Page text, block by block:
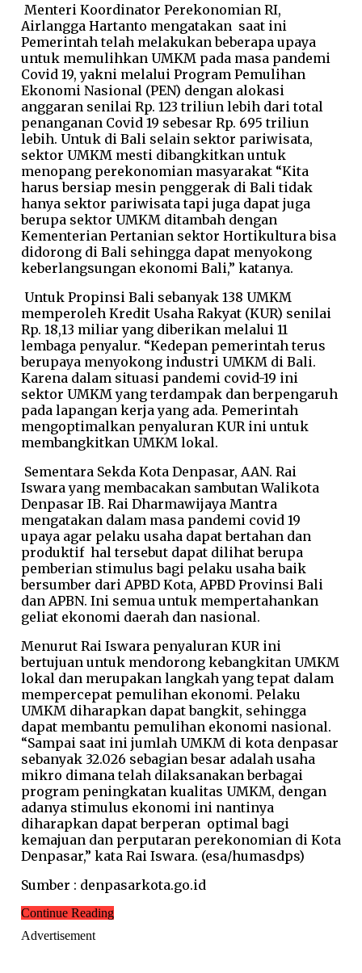
Menteri Koordinator Perekonomian RI,
Airlangga Hartanto mengatakan saat ini
Pemerintah telah melakukan beberapa upaya
untuk memulihkan UMKM pada masa pandemi
Covid 19, yakni melalui Program Pemulihan
Ekonomi Nasional (PEN) dengan alokasi
anggaran senilai Rp. 123 triliun lebih dari total
penanganan Covid 19 sebesar Rp. 695 triliun
lebih. Untuk di Bali selain sektor pariwisata,
sektor UMKM mesti dibangkitkan untuk
menopang perekonomian masyarakat “Kita
harus bersiap mesin penggerak di Bali tidak
hanya sektor pariwisata tapi juga dapat juga
berupa sektor UMKM ditambah dengan
Kementerian Pertanian sektor Hortikultura bisa
didorong di Bali sehingga dapat menyokong
keberlangsungan ekonomi Bali,” katanya.
Untuk Propinsi Bali sebanyak 138 UMKM
memperoleh Kredit Usaha Rakyat (KUR) senilai
Rp. 18,13 miliar yang diberikan melalui 11
lembaga penyalur. “Kedepan pemerintah terus
berupaya menyokong industri UMKM di Bali.
Karena dalam situasi pandemi covid-19 ini
sektor UMKM yang terdampak dan berpengaruh
pada lapangan kerja yang ada. Pemerintah
mengoptimalkan penyaluran KUR ini untuk
membangkitkan UMKM lokal.
Sementara Sekda Kota Denpasar, AAN. Rai
Iswara yang membacakan sambutan Walikota
Denpasar IB. Rai Dharmawijaya Mantra
mengatakan dalam masa pandemi covid 19
upaya agar pelaku usaha dapat bertahan dan
produktif hal tersebut dapat dilihat berupa
pemberian stimulus bagi pelaku usaha baik
bersumber dari APBD Kota, APBD Provinsi Bali
dan APBN. Ini semua untuk mempertahankan
geliat ekonomi daerah dan nasional.
Menurut Rai Iswara penyaluran KUR ini
bertujuan untuk mendorong kebangkitan UMKM
lokal dan merupakan langkah yang tepat dalam
mempercepat pemulihan ekonomi. Pelaku
UMKM diharapkan dapat bangkit, sehingga
dapat membantu pemulihan ekonomi nasional.
“Sampai saat ini jumlah UMKM di kota denpasar
sebanyak 32.026 sebagian besar adalah usaha
mikro dimana telah dilaksanakan berbagai
program peningkatan kualitas UMKM, dengan
adanya stimulus ekonomi ini nantinya
diharapkan dapat berperan optimal bagi
kemajuan dan perputaran perekonomian di Kota
Denpasar,” kata Rai Iswara. (esa/humasdps)
Sumber : denpasarkota.go.id
Continue Reading
Advertisement